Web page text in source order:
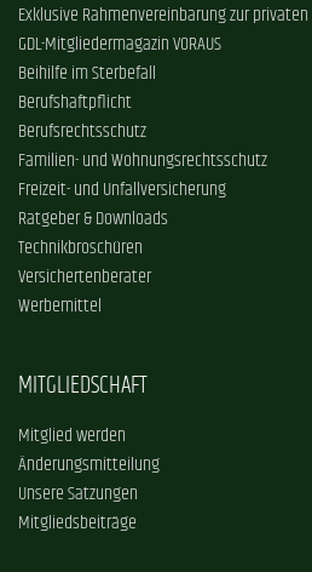
Exklusive Rahmenvereinbarung zur
GDL-Mitgliedermagazin VORAUS
Beihilfe im Sterbefall
Berufshaftpflicht
Berufsrechtsschutz
Familien- und Wohnungsrechtsschutz
Freizeit- und Unfallversicherung
Ratgeber & Downloads
Technikbroschüren
Versichertenberater
Werbemittel
MITGLIEDSCHAFT
Mitglied werden
Änderungsmitteilung
Unsere Satzungen
Mitgliedsbeiträge